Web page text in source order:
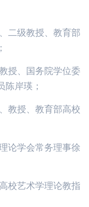
二级教授、教育部
授、国务院学位委
陈岸瑛；
教授、教育部高校
论学会常务理事徐
校艺术学理论教指